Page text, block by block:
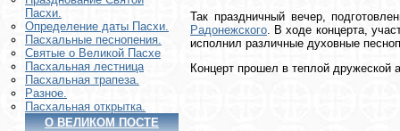
Пасхи.
Определение даты Пасхи.
Пасхальные песнопения.
Святые о Великой Пасхе
Пасхальная лестница
Пасхальная трапеза.
Разное.
Пасхальная открытка.
О ВЕЛИКОМ ПОСТЕ
Так праздничный вечер,
Радонежского . В ходе концерта,
исполнил различные духовные
Концерт прошел в теплой дружеской